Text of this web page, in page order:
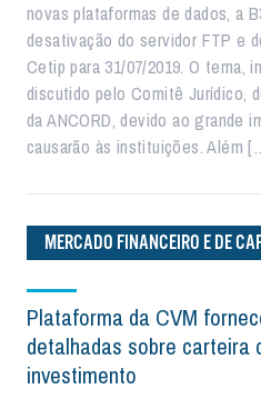
novas plataformas de dados, a
desativação do servidor FTP e
Cetip para 31/07/2019. O tema,
discutido pelo Comitê Jurídico,
da ANCORD, devido ao grande
causarão às instituições. Além
MERCADO FINANCEIRO E DE
Plataforma da CVM
detalhadas sobre carteira
investimento